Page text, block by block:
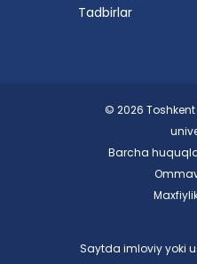
Tadbirlar
© 2026
Barcha
Saytda imloviy yoki